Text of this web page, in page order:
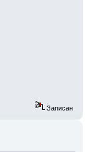
Записан